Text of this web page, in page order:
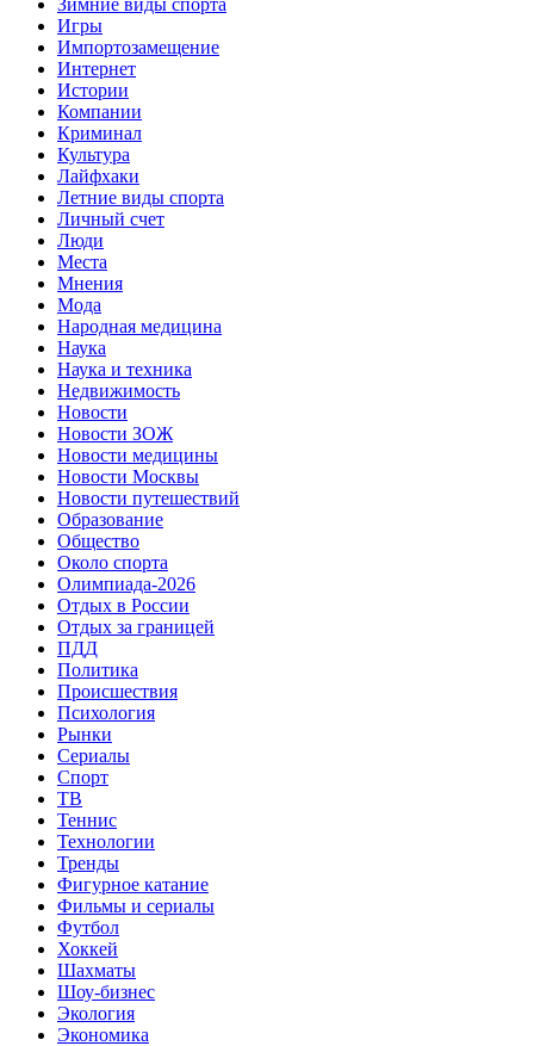
Игры
Импортозамещение
Интернет
Истории
Компании
Криминал
Культура
Лайфхаки
Летние виды спорта
Личный счет
Люди
Места
Мнения
Мода
Народная медицина
Наука
Наука и техника
Недвижимость
Новости
Новости ЗОЖ
Новости медицины
Новости Москвы
Новости путешествий
Образование
Общество
Около спорта
Олимпиада-2026
Отдых в России
Отдых за границей
ПДД
Политика
Происшествия
Психология
Рынки
Сериалы
Спорт
ТВ
Теннис
Технологии
Тренды
Фигурное катание
Фильмы и сериалы
Футбол
Хоккей
Шахматы
Шоу-бизнес
Экология
Экономика